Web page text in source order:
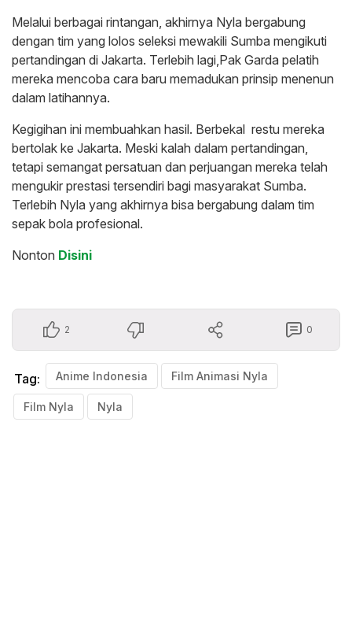
Melalui berbagai rintangan, akhirnya Nyla bergabung
dengan tim yang lolos seleksi mewakili Sumba mengikuti
pertandingan di Jakarta. Terlebih lagi,Pak Garda pelatih
mereka mencoba cara baru memadukan prinsip menenun
dalam latihannya.
Kegigihan ini membuahkan hasil. Berbekal restu mereka
bertolak ke Jakarta. Meski kalah dalam pertandingan,
tetapi semangat persatuan dan perjuangan mereka telah
mengukir prestasi tersendiri bagi masyarakat Sumba.
Terlebih Nyla yang akhirnya bisa bergabung dalam tim
sepak bola profesional.
Nonton Disini
2 0
Tag: Anime Indonesia Film Animasi Nyla
Film Nyla Nyla